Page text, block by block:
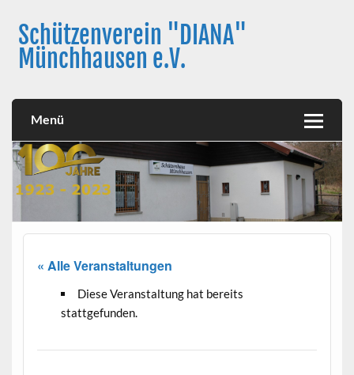
contentSchützenverein "DIANA"
Münchhausen e.V.
Menü
« Alle Veranstaltungen
Diese Veranstaltung hat bereits
stattgefunden.